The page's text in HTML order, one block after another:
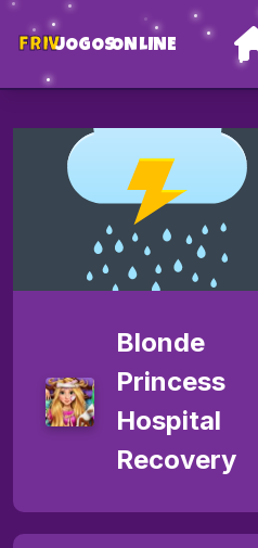
FRIVJOGOSONLINE
Blonde
Princess
Hospital
Recovery